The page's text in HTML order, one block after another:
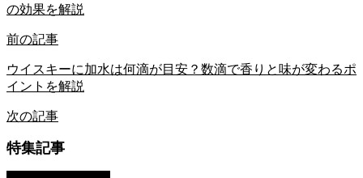
の効果を解説
前の記事
ウイスキーに加水は何滴が目安？数滴で香りと味が変わるポ
イントを解説
次の記事
特集記事